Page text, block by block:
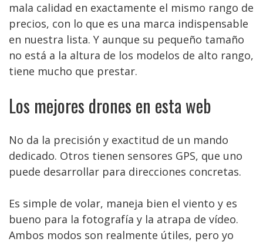
mala calidad en exactamente el mismo rango de
precios, con lo que es una marca indispensable
en nuestra lista. Y aunque su pequeño tamaño
no está a la altura de los modelos de alto rango,
tiene mucho que prestar.
Los mejores drones en esta web
No da la precisión y exactitud de un mando
dedicado. Otros tienen sensores GPS, que uno
puede desarrollar para direcciones concretas.
Es simple de volar, maneja bien el viento y es
bueno para la fotografía y la atrapa de vídeo.
Ambos modos son realmente útiles, pero yo